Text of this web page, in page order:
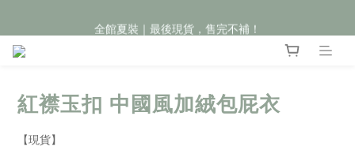
紅襟玉扣 中國風加絨包屁衣
【現貨】